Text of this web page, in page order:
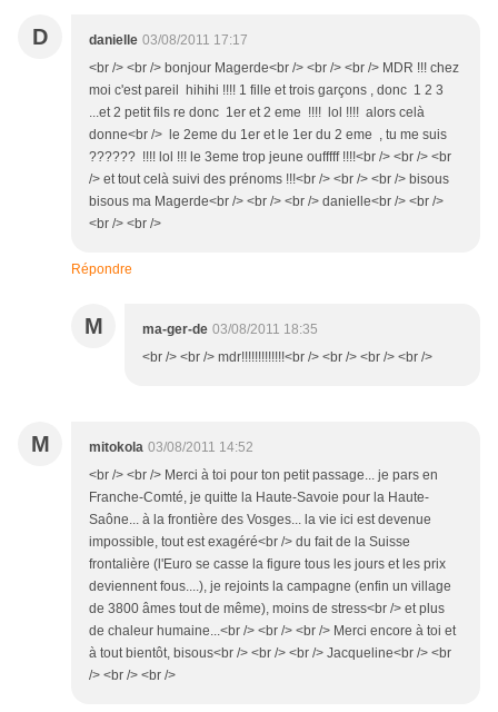
D danielle 03/08/2011 17:17
<br /> <br /> bonjour Magerde<br /> <br /> <br /> MDR !!! chez
moi c'est pareil hihihi !!!! 1 fille et trois garçons , donc 1 2 3
...et 2 petit fils re donc 1er et 2 eme !!!! lol !!!! alors celà
donne<br /> le 2eme du 1er et le 1er du 2 eme , tu me suis
?????? !!!! lol !!! le 3eme trop jeune oufffff !!!!<br /> <br /> <br
/> et tout celà suivi des prénoms !!!<br /> <br /> <br /> bisous
bisous ma Magerde<br /> <br /> <br /> danielle<br /> <br />
<br /> <br />
Répondre
M ma-ger-de 03/08/2011 18:35
<br /> <br /> mdr!!!!!!!!!!!!!<br /> <br /> <br /> <br />
M mitokola 03/08/2011 14:52
<br /> <br /> Merci à toi pour ton petit passage... je pars en
Franche-Comté, je quitte la Haute-Savoie pour la Haute-
Saône... à la frontière des Vosges... la vie ici est devenue
impossible, tout est exagéré<br /> du fait de la Suisse
frontalière (l'Euro se casse la figure tous les jours et les prix
deviennent fous....), je rejoints la campagne (enfin un village
de 3800 âmes tout de même), moins de stress<br /> et plus
de chaleur humaine...<br /> <br /> <br /> Merci encore à toi et
à tout bientôt, bisous<br /> <br /> <br /> Jacqueline<br /> <br
/> <br /> <br />